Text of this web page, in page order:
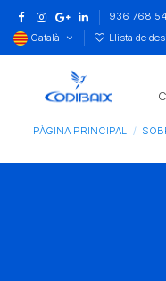
936 768
Català
Llista de
PÀGINA PRINCIPAL